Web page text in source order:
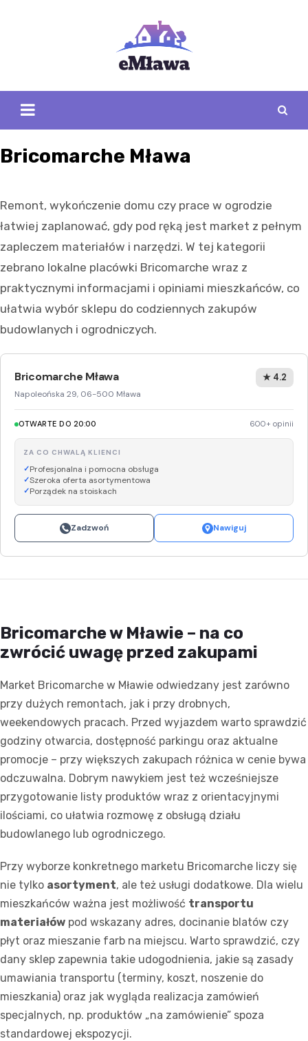
Bricomarche Mława
Remont, wykończenie domu czy prace w ogrodzie
łatwiej zaplanować, gdy pod ręką jest market z pełnym
zapleczem materiałów i narzędzi. W tej kategorii
zebrano lokalne placówki Bricomarche wraz z
praktycznymi informacjami i opiniami mieszkańców, co
ułatwia wybór sklepu do codziennych zakupów
budowlanych i ogrodniczych.
Bricomarche Mława
Napoleońska 29, 06-500 Mława
★ 4.2
OTWARTE DO 20:00 600+ opinii
ZA CO CHWALĄ KLIENCI
Profesjonalna i pomocna obsługa
Szeroka oferta asortymentowa
Porządek na stoiskach
Zadzwoń Nawiguj
Bricomarche w Mławie – na co
zwrócić uwagę przed zakupami
Market Bricomarche w Mławie odwiedzany jest zarówno
przy dużych remontach, jak i przy drobnych,
weekendowych pracach. Przed wyjazdem warto sprawdzić
godziny otwarcia, dostępność parkingu oraz aktualne
promocje – przy większych zakupach różnica w cenie bywa
odczuwalna. Dobrym nawykiem jest też wcześniejsze
przygotowanie listy produktów wraz z orientacyjnymi
ilościami, co ułatwia rozmowę z obsługą działu
budowlanego lub ogrodniczego.
Przy wyborze konkretnego marketu Bricomarche liczy się
nie tylko asortyment, ale też usługi dodatkowe. Dla wielu
mieszkańców ważna jest możliwość transportu
materiałów pod wskazany adres, docinanie blatów czy
płyt oraz mieszanie farb na miejscu. Warto sprawdzić, czy
dany sklep zapewnia takie udogodnienia, jakie są zasady
umawiania transportu (terminy, koszt, noszenie do
mieszkania) oraz jak wygląda realizacja zamówień
specjalnych, np. produktów „na zamówienie” spoza
standardowej ekspozycji.